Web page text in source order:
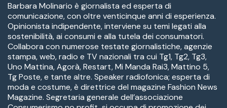
Barbara Molinario è giornalista ed esperta di
comunicazione, con oltre venticinque anni di esperienza.
Opinionista indipendente, interviene su temi legati alla
sostenibilità, ai consumi e alla tutela dei consumatori.
Collabora con numerose testate giornalistiche, agenzie
stampa, web, radio e TV nazionali tra cui Tg1, Tg2, Tg3,
Uno Mattina, Agorà, Restart, Mi Manda Rai3, Mattino 5,
Tg Poste, e tante altre. Speaker radiofonica; esperta di
moda e costume, è direttrice del magazine Fashion News
Magazine. Segretaria generale dell’associazione